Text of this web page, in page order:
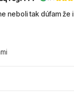
neboli tak dúfam že i